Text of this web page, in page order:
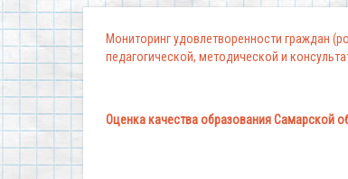
Мониторинг удовлетворенности граждан
педагогической, методической и
Оценка качества образования Самарской